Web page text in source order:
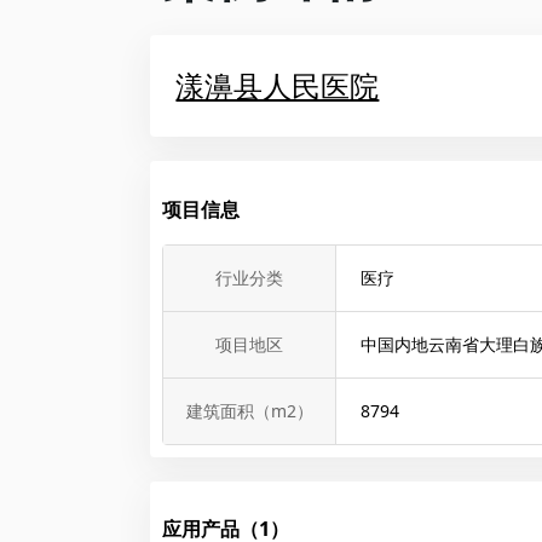
漾濞县人民医院
项目信息
行业分类 医疗
项目地区 中国内地云南省大理白
建筑面积（m2） 8794
应用产品（1）